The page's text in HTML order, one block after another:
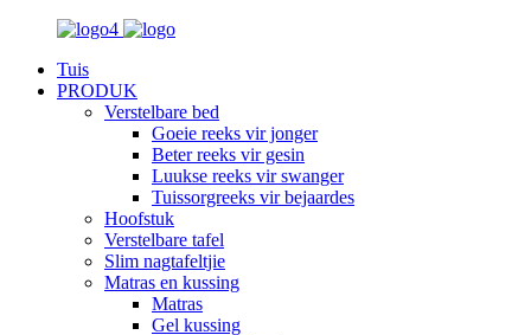
Tuis
PRODUK
Verstelbare bed
Goeie reeks vir jonger
Beter reeks vir gesin
Luukse reeks vir swanger
Tuissorgreeks vir bejaardes
Hoofstuk
Verstelbare tafel
Slim nagtafeltjie
Matras en kussing
Matras
Gel kussing